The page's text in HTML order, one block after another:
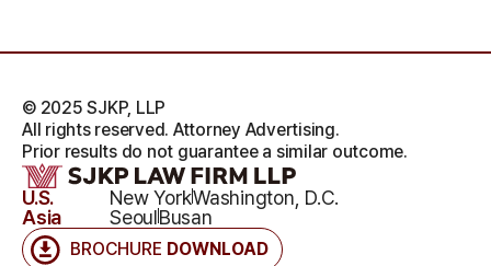
BROCHURE DOWNLOAD
U.S. New YorkWashington, D.C.
Asia
SeoulBusan
© 2025 SJKP, LLP
All rights reserved. Attorney Advertising.
Prior results do not guarantee a similar outcome.